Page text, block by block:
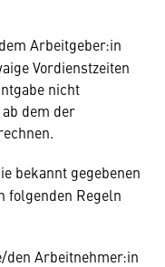
Arbeitgeber:in
Vordienstzeiten
nicht
dem der
bekannt gegebenen
folgenden Regeln
den Arbeitnehmer:in